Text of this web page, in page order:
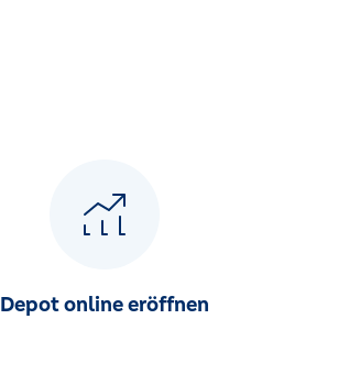
Depot online eröffnen